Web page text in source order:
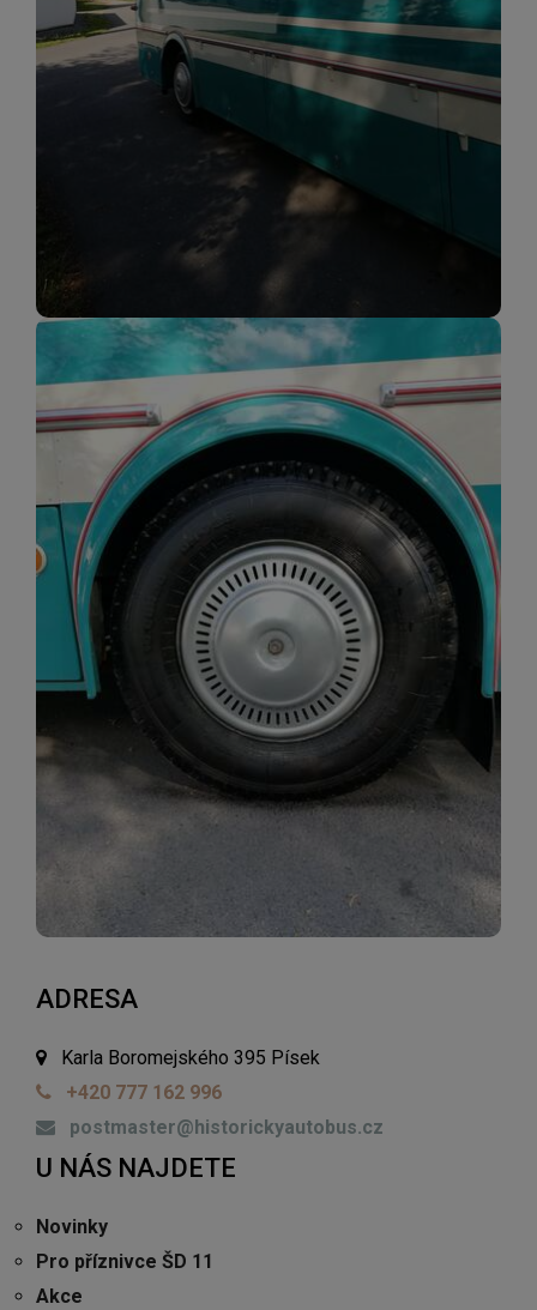
ADRESA
Karla Boromejského 395 Písek
+420 777 162 996
postmaster@historickyautobus.cz
U NÁS NAJDETE
Novinky
Pro příznivce ŠD 11
Akce